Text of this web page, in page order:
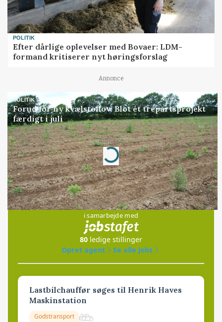
POLITIK
Efter dårlige oplevelser med Bovaer: LDM-
formand kritiserer nyt høringsforslag
Annonce
POLITIK
Forud for ny kvælstoflov: Blot ét trepartsprojekt
færdigt i juli
Annonce
Loading...
Jobs
i samarbejde med
80 ledige stillinger
Opret agent
Se alle jobs
Lastbilchauffør søges til Henrik Haves
Maskinstation
Godstransport